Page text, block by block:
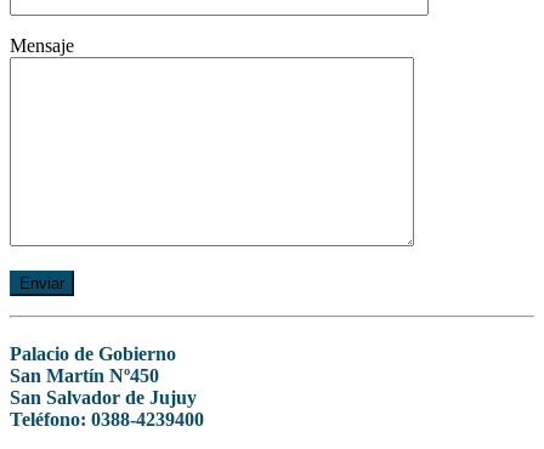
Mensaje
Palacio de Gobierno
San Martín Nº450
San Salvador de Jujuy
Teléfono: 0388-4239400